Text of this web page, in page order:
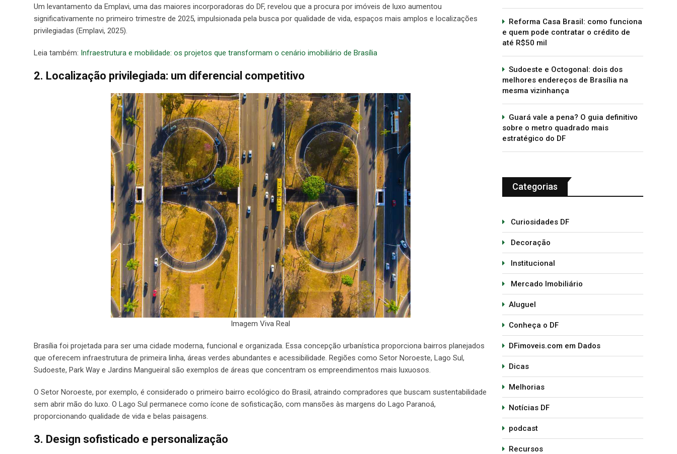
Um levantamento da Emplavi, uma das maiores incorporadoras do DF, revelou que a procura por imóveis de luxo aumentou
significativamente no primeiro trimestre de 2025, impulsionada pela busca por qualidade de vida, espaços mais amplos e localizações
privilegiadas (Emplavi, 2025).
Leia também: Infraestrutura e mobilidade: os projetos que transformam o cenário imobiliário de Brasília
2. Localização privilegiada: um diferencial competitivo
Imagem Viva Real
Brasília foi projetada para ser uma cidade moderna, funcional e organizada. Essa concepção urbanística proporciona bairros planejados
que oferecem infraestrutura de primeira linha, áreas verdes abundantes e acessibilidade. Regiões como Setor Noroeste, Lago Sul,
Sudoeste, Park Way e Jardins Mangueiral são exemplos de áreas que concentram os empreendimentos mais luxuosos.
O Setor Noroeste, por exemplo, é considerado o primeiro bairro ecológico do Brasil, atraindo compradores que buscam sustentabilidade
sem abrir mão do luxo. O Lago Sul permanece como ícone de sofisticação, com mansões às margens do Lago Paranoá,
proporcionando qualidade de vida e belas paisagens.
3. Design sofisticado e personalização
Reforma Casa Brasil: como funciona
e quem pode contratar o crédito de
até R$50 mil
Sudoeste e Octogonal: dois dos
melhores endereços de Brasília na
mesma vizinhança
Guará vale a pena? O guia definitivo
sobre o metro quadrado mais
estratégico do DF
Categorias
Curiosidades DF
Decoração
Institucional
Mercado Imobiliário
Aluguel
Conheça o DF
DFimoveis.com em Dados
Dicas
Melhorias
Notícias DF
podcast
Recursos